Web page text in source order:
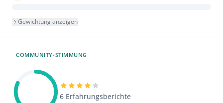
Gewichtung anzeigen
COMMUNITY-STIMMUNG
6 Erfahrungsberichte